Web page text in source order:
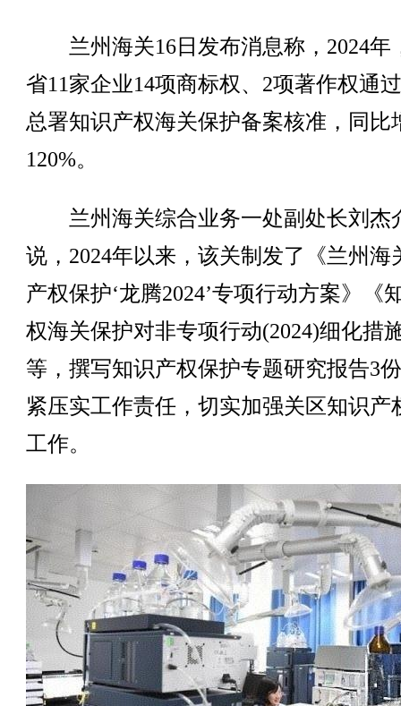
兰州海关16日发布消息称，2024年
省11家企业14项商标权、2项著作权通
总署知识产权海关保护备案核准，同比
120%。
兰州海关综合业务一处副处长刘杰
说，2024年以来，该关制发了《兰州海
产权保护‘龙腾2024’专项行动方案》《
权海关保护对非专项行动(2024)细化措
等，撰写知识产权保护专题研究报告3
紧压实工作责任，切实加强关区知识产
工作。